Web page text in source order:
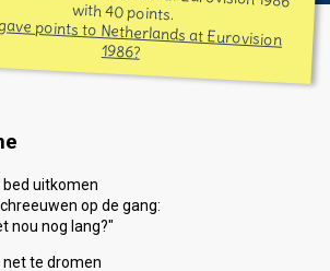
with 40 points.
points to Netherlands at Eurovision
1986?
bed uitkomen
op de gang:
nou nog lang?"
net te dromen